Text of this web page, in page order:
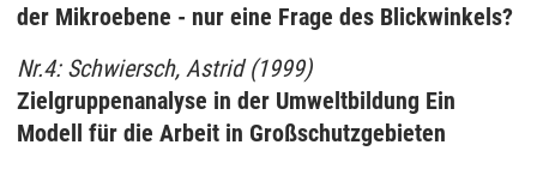
der Mikroebene - nur eine Frage des Blickwinkels?
Nr.4: Schwiersch, Astrid (1999)
Zielgruppenanalyse in der Umweltbildung Ein
Modell für die Arbeit in Großschutzgebieten